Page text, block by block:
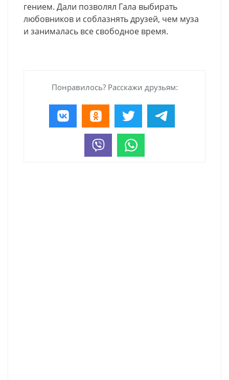
гением. Дали позволял Гала выбирать
любовников и соблазнять друзей, чем муза
и занималась все свободное время.
Понравилось? Расскажи друзьям: